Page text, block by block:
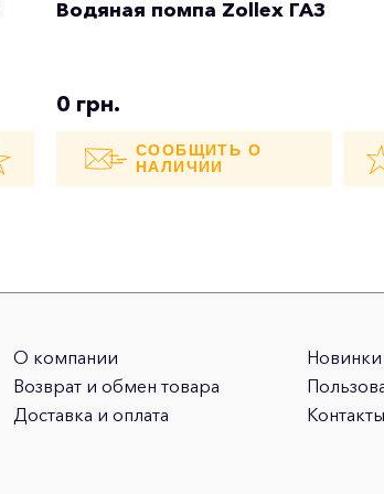
Водяная помпа Zollex ГАЗ
0 грн.
СООБЩИТЬ О
НАЛИЧИИ
О компании
Возврат и обмен товара
Доставка и оплата
Новинки
Контакты